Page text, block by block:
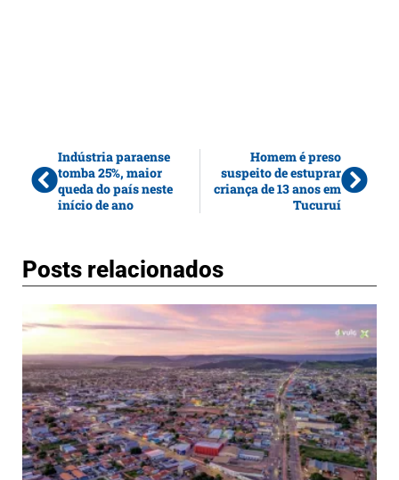
Indústria paraense
tomba 25%, maior
queda do país neste
início de ano
Homem é preso
suspeito de estuprar
criança de 13 anos em
Tucuruí
Posts relacionados